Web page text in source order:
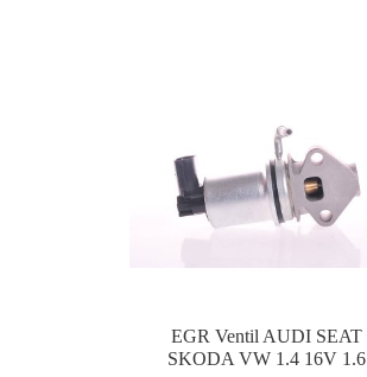
EGR Ventil AUDI SEAT
SKODA VW 1.4 16V 1.6